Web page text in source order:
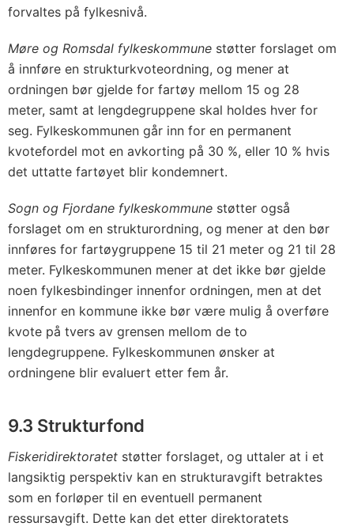
forvaltes på fylkesnivå.
Møre og Romsdal fylkeskommune støtter forslaget om
å innføre en strukturkvoteordning, og mener at
ordningen bør gjelde for fartøy mellom 15 og 28
meter, samt at lengdegruppene skal holdes hver for
seg. Fylkeskommunen går inn for en permanent
kvotefordel mot en avkorting på 30 %, eller 10 % hvis
det uttatte fartøyet blir kondemnert.
Sogn og Fjordane fylkeskommune støtter også
forslaget om en strukturordning, og mener at den bør
innføres for fartøygruppene 15 til 21 meter og 21 til 28
meter. Fylkeskommunen mener at det ikke bør gjelde
noen fylkesbindinger innenfor ordningen, men at det
innenfor en kommune ikke bør være mulig å overføre
kvote på tvers av grensen mellom de to
lengdegruppene. Fylkeskommunen ønsker at
ordningene blir evaluert etter fem år.
9.3 Strukturfond
Fiskeridirektoratet støtter forslaget, og uttaler at i et
langsiktig perspektiv kan en strukturavgift betraktes
som en forløper til en eventuell permanent
ressursavgift. Dette kan det etter direktoratets